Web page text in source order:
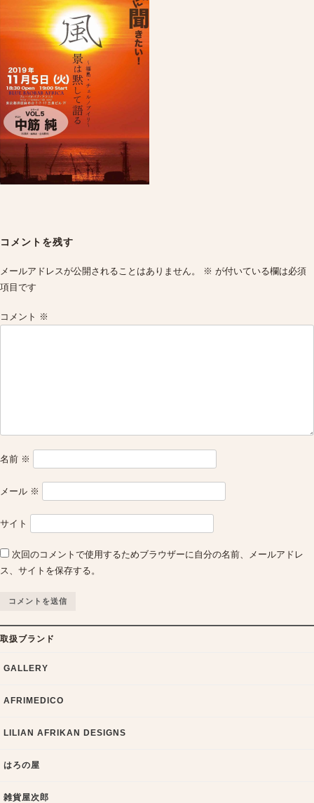
navigation
コメントを残す
メールアドレスが公開されることはありません。 ※ が付いている欄は必須
項目です
コメント ※
名前 ※
メール ※
サイト
次回のコメントで使用するためブラウザーに自分の名前、メールアドレ
ス、サイトを保存する。
取扱ブランド
GALLERY
AFRIMEDICO
LILIAN AFRIKAN DESIGNS
はろの屋
雑貨屋次郎